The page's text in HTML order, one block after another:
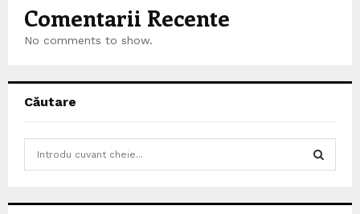
Comentarii Recente
No comments to show.
Căutare